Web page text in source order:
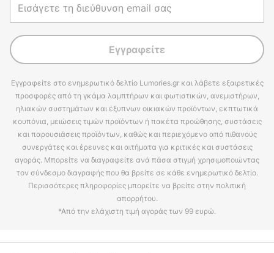
Εγγραφείτε
Εγγραφείτε στο ενημερωτικό δελτίο Lumories.gr και λάβετε εξαιρετικές
προσφορές από τη γκάμα λαμπτήρων και φωτιστικών, ανεμιστήρων,
ηλιακών συστημάτων και έξυπνων οικιακών προϊόντων, εκπτωτικά
κουπόνια, μειώσεις τιμών προϊόντων ή πακέτα προώθησης, συστάσεις
και παρουσιάσεις προϊόντων, καθώς και περιεχόμενο από πιθανούς
συνεργάτες και έρευνες και αιτήματα για κριτικές και συστάσεις
αγοράς. Μπορείτε να διαγραφείτε ανά πάσα στιγμή χρησιμοποιώντας
τον σύνδεσμο διαγραφής που θα βρείτε σε κάθε ενημερωτικό δελτίο.
Περισσότερες πληροφορίες μπορείτε να βρείτε στην πολιτική
απορρήτου.
*Από την ελάχιστη τιμή αγοράς των 99 ευρώ.